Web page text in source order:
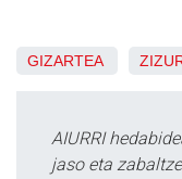
GIZARTEA
AIURRI
jaso eta